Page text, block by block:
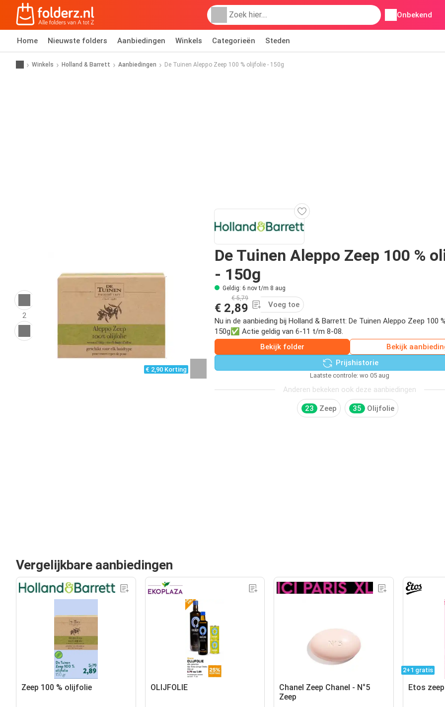
Onbekend
Home Nieuwste folders Aanbiedingen Winkels Categorieën Steden
Winkels Holland & Barrett Aanbiedingen De Tuinen Aleppo Zeep 100 % olijfolie - 150g
2
€ 2,90 Korting
De Tuinen Aleppo Zeep 100 %
- 150g
Geldig: 6 nov t/m 8 aug
€ 5,79
€ 2,89
Voeg toe
Nu in de aanbieding bij Holland & Barrett: De Tuinen Aleppo Zeep 100
150g✅ Actie geldig van 6-11 t/m 8-08.
Bekijk folder
Bekijk
Prijshistorie
Laatste controle: wo 05 aug
Anderen bekeken ook deze aanbiedingen
23 Zeep 35 Olijfolie
Vergelijkbare aanbiedingen
Zeep 100 % olijfolie OLIJFOLIE
Chanel Zeep Chanel - N°5
Zeep
2+1 gratis
Etos zeep